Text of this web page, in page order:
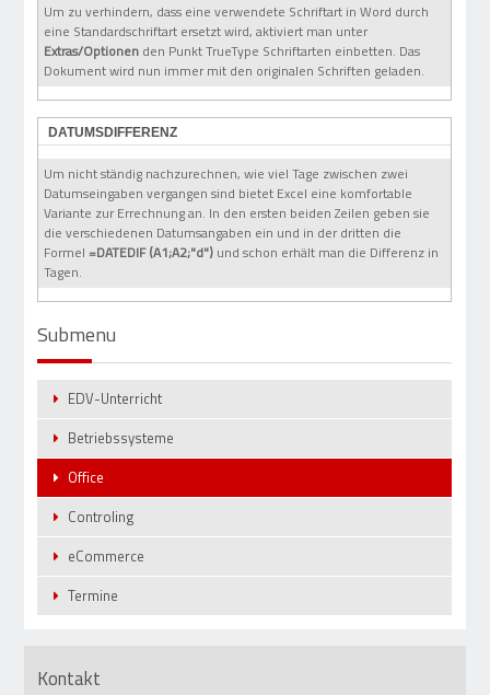
Um zu verhindern, dass eine verwendete Schriftart in Word durch
eine Standardschriftart ersetzt wird, aktiviert man unter
Extras/Optionen den Punkt TrueType Schriftarten einbetten. Das
Dokument wird nun immer mit den originalen Schriften geladen.
DATUMSDIFFERENZ
Um nicht ständig nachzurechnen, wie viel Tage zwischen zwei
Datumseingaben vergangen sind bietet Excel eine komfortable
Variante zur Errechnung an. In den ersten beiden Zeilen geben sie
die verschiedenen Datumsangaben ein und in der dritten die
Formel=DATEDIF (A1;A2;"d") und schon erhält man die Differenz in
Tagen.
Submenu
EDV-Unterricht
Betriebssysteme
Office
Controling
eCommerce
Termine
Kontakt